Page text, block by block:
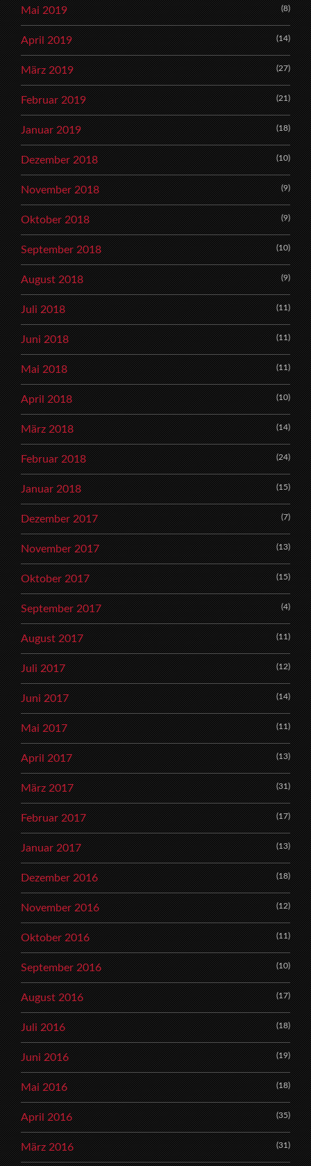
Mai 2019 (8)
April 2019 (14)
März 2019 (27)
Februar 2019 (21)
Januar 2019 (18)
Dezember 2018 (10)
November 2018 (9)
Oktober 2018 (9)
September 2018 (10)
August 2018 (9)
Juli 2018 (11)
Juni 2018 (11)
Mai 2018 (11)
April 2018 (10)
März 2018 (14)
Februar 2018 (24)
Januar 2018 (15)
Dezember 2017 (7)
November 2017 (13)
Oktober 2017 (15)
September 2017 (4)
August 2017 (11)
Juli 2017 (12)
Juni 2017 (14)
Mai 2017 (11)
April 2017 (13)
März 2017 (31)
Februar 2017 (17)
Januar 2017 (13)
Dezember 2016 (18)
November 2016 (12)
Oktober 2016 (11)
September 2016 (10)
August 2016 (17)
Juli 2016 (18)
Juni 2016 (19)
Mai 2016 (18)
April 2016 (35)
März 2016 (31)